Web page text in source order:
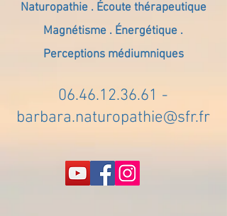
Naturopathie . Écoute thérapeutique
Magnétisme . Énergétique .
Perceptions médiumniques
06.46.12.36.61 -
barbara.naturopathie@sfr.fr